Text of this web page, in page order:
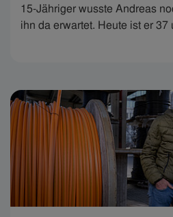
15-Jähriger wusste Andreas
ihn da erwartet. Heute ist er
Qualität des IKB-Stromnetzes